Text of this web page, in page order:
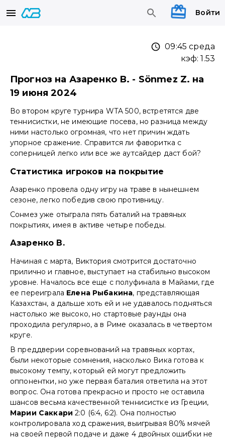
Войти
09:45 среда
кэф:1.53
Прогноз на Азаренко В. - Sönmez Z. на
19 июня 2024
Во втором круге турнира WTA 500, встретятся две
теннисистки, не имеющие посева, но разница между
ними настолько огромная, что нет причин ждать
упорное сражение. Справится ли фаворитка с
соперницей легко или все же аутсайдер даст бой?
Статистика игроков на покрытие
Азаренко провела одну игру на траве в нынешнем
сезоне, легко победив свою противницу.
Сонмез уже отыграла пять баталий на травяных
покрытиях, имея в активе четыре победы.
Азаренко В.
Начиная с марта, Виктория смотрится достаточно
прилично и главное, выступает на стабильно высоком
уровне. Началось все еще с полуфинала в Майами, где
ее переиграла Елена Рыбакина, представляющая
Казахстан, а дальше хоть ей и не удавалось подняться
настолько же высоко, но стартовые раунды она
проходила регулярно, а в Риме оказалась в четвертом
круге.
В преддверии соревнований на травяных кортах,
были некоторые сомнения, насколько Вика готова к
высокому темпу, который ей могут предложить
оппонентки, но уже первая баталия ответила на этот
вопрос. Она готова прекрасно и просто не оставила
шансов весьма качественной теннисистке из Греции,
Марии Саккари 2:0 (6:4, 6:2). Она полностью
контролировала ход сражения, выигрывая 80% мячей
на своей первой подаче и даже 4 двойных ошибки не